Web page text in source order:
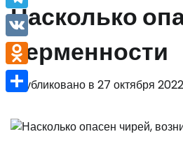
Насколько
берменности
Опубликовано в 27 октября 2022
Telegram
VK
Odnoklassniki